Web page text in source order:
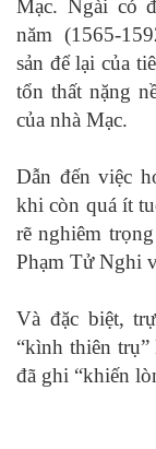
Mạc. Ngài có
năm (1565-
sản để lại của
tổn thất nặng
của nhà Mạc.
Dẫn đến việc
khi còn quá ít
rẽ nghiêm
Phạm Tử Nghi
Và đặc biệt,
“kình thiên
đã ghi “khiến